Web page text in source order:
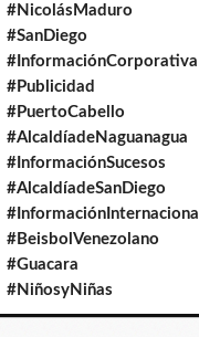
#NicolásMaduro
#SanDiego
#InformaciónCorporativa
#Publicidad
#PuertoCabello
#AlcaldíadeNaguanagua
#InformaciónSucesos
#AlcaldíadeSanDiego
#InformaciónInternacional
#BeisbolVenezolano
#Guacara
#NiñosyNiñas